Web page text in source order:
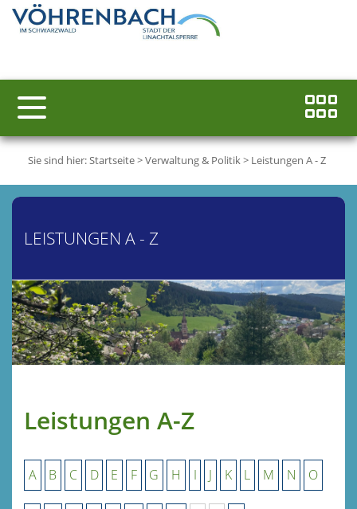
Sie sind hier:Startseite>Verwaltung & Politik> Leistungen A - Z
LEISTUNGEN A - Z
Leistungen A-Z
A B C D E F G H I J K L M N O